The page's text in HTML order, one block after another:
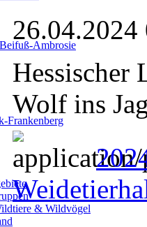
Ambrosie
Frankenberg
& Wildvögel
26.04.2024
Hessischer
Wolf ins